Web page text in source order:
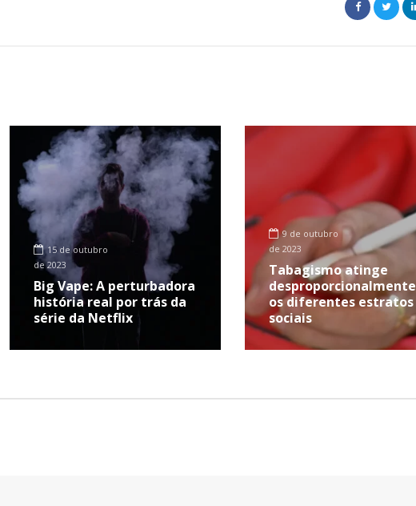
15 de outubro
de 2023
Big Vape: A perturbadora
história real por trás da
série da Netflix
9 de outubro
de 2023
Tabagismo atinge
desproporcionalmente
os diferentes estratos
sociais